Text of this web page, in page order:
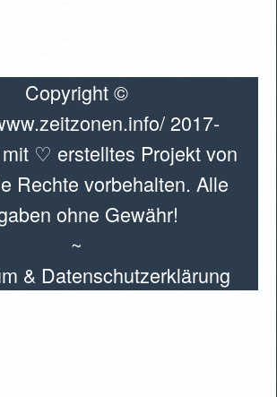
Copyright ©
2017-
♡ erstelltes Projekt von
Rechte vorbehalten. Alle
ohne Gewähr!
~
& Datenschutzerklärung